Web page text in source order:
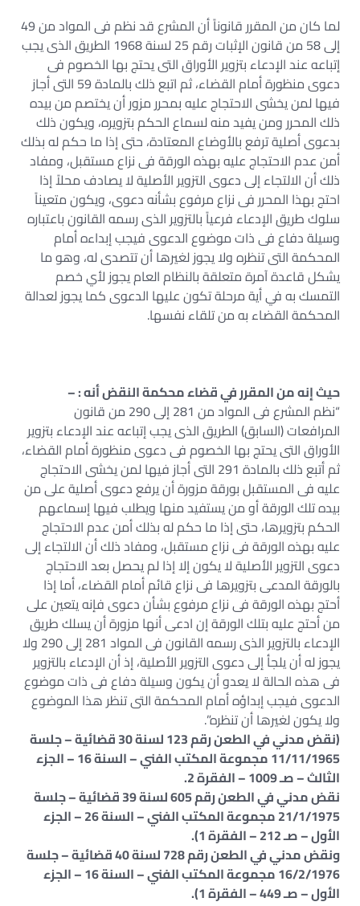
لما كان من المقرر قانوناً أن المشرع قد نظم فى المواد من 49
إلى 58 من قانون الإثبات رقم 25 لسنة 1968 الطريق الذى يجب
إتباعه عند الإدعاء بتزوير الأوراق التى يحتج بها الخصوم فى
دعوى منظورة أمام القضاء، ثم اتبع ذلك بالمادة 59 التى أجاز
فيها لمن يخشى الاحتجاج عليه بمحرر مزور أن يختصم من بيده
ذلك المحرر ومن يفيد منه لسماع الحكم بتزويره، ويكون ذلك
بدعوى أصلية ترفع بالأوضاع المعتادة، حتى إذا ما حكم له بذلك
أمن عدم الاحتجاج عليه بهذه الورقة فى نزاع مستقبل، ومفاد
ذلك أن الالتجاء إلى دعوى التزوير الأصلية لا يصادف محلاً إذا
احتج بهذا المحرر فى نزاع مرفوع بشأنه دعوى، ويكون متعيناً
سلوك طريق الإدعاء فرعياً بالتزوير الذى رسمه القانون باعتباره
وسيلة دفاع فى ذات موضوع الدعوى فيجب إبداءه أمام
المحكمة التى تنظره ولا يجوز لغيرها أن تتصدى له، وهو ما
يشكل قاعدة آمرة متعلقة بالنظام العام يجوز لأي خصم
التمسك به في أية مرحلة تكون عليها الدعوى كما يجوز لعدالة
المحكمة القضاء به من تلقاء نفسها.
حيث إنه من المقرر في قضاء محكمة النقض أنه : –
“نظم المشرع فى المواد من 281 إلى 290 من قانون
المرافعات (السابق) الطريق الذى يجب إتباعه عند الإدعاء بتزوير
الأوراق التى يحتج بها الخصوم فى دعوى منظورة أمام القضاء،
ثم أتبع ذلك بالمادة 291 التى أجاز فيها لمن يخشى الاحتجاج
عليه فى المستقبل بورقة مزورة أن يرفع دعوى أصلية على من
بيده تلك الورقة أو من يستفيد منها ويطلب فيها إسماعهم
الحكم بتزويرها، حتى إذا ما حكم له بذلك أمن عدم الاحتجاج
عليه بهذه الورقة فى نزاع مستقبل، ومفاد ذلك أن الالتجاء إلى
دعوى التزوير الأصلية لا يكون إلا إذا لم يحصل بعد الاحتجاج
بالورقة المدعى بتزويرها فى نزاع قائم أمام القضاء، أما إذا
أحتج بهذه الورقة فى نزاع مرفوع بشأن دعوى فإنه يتعين على
من أحتج عليه بتلك الورقة إن ادعى أنها مزورة أن يسلك طريق
الإدعاء بالتزوير الذى رسمه القانون فى المواد 281 إلى 290 ولا
يجوز له أن يلجأ إلى دعوى التزوير الأصلية، إذ أن الإدعاء بالتزوير
فى هذه الحالة لا يعدو أن يكون وسيلة دفاع فى ذات موضوع
الدعوى فيجب إبداؤه أمام المحكمة التى تنظر هذا الموضوع
ولا يكون لغيرها أن تنظره”.
(نقض مدني في الطعن رقم 123 لسنة 30 قضائية – جلسة
11/11/1965 مجموعة المكتب الفني – السنة 16 – الجزء
الثالث – صـ 1009 – الفقرة 2.
نقض مدني في الطعن رقم 605 لسنة 39 قضائية – جلسة
21/1/1975 مجموعة المكتب الفني – السنة 26 – الجزء
الأول – صـ 212 – الفقرة 1).
ونقض مدني في الطعن رقم 728 لسنة 40 قضائية – جلسة
16/2/1976 مجموعة المكتب الفني – السنة 16 – الجزء
الأول – صـ 449 – الفقرة 1).